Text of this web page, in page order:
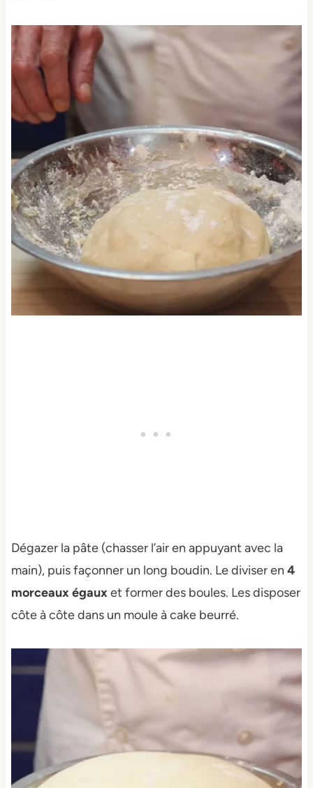
Dégazer la pâte (chasser l’air en appuyant avec la
main), puis façonner un long boudin. Le diviser en 4
morceaux égauxet former des boules. Les disposer
côte à côte dans un moule à cake beurré.